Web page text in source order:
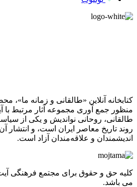
کتابخانه آنلاین «طالقانی و زمانه
منظور جمع آوری مجموعه آثار مرتبط با
طالقانی، روحانی نواندیش و یکی از
روند تاریخ معاصر ایران است، و انتشار
اندیشمندان و علاقه‌مندان آزاد است.
کلیه حق و حقوق برای مجتمع فرهنگی
می باشد.